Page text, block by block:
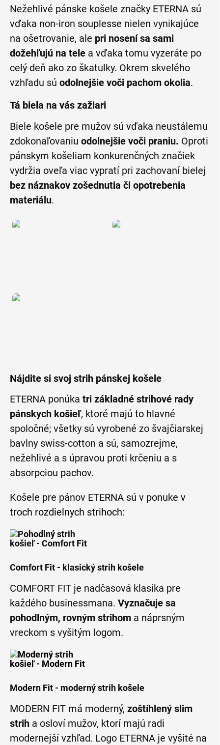
Nežehlivé pánske košele značky ETERNA sú
vďaka non-iron souplesse nielen vynikajúce
na ošetrovanie, ale pri nosení sa sami
dožehľujú na tele a vďaka tomu vyzeráte po
celý deň ako zo škatulky. Okrem skvelého
vzhľadu sú odolnejšie voči pachom okolia.
Tá biela na vás zažiari
Biele košele pre mužov sú vďaka neustálemu
zdokonaľovaniu odolnejšie voči praniu. Oproti
pánskym košeliam konkurenčných značiek
vydržia oveľa viac vypratí pri zachovaní bielej
bez náznakov zošednutia či opotrebenia
materiálu.
Nájdite si svoj strih pánskej košele
ETERNA ponúka tri základné strihové rady
pánskych košieľ, ktoré majú to hlavné
spoločné; všetky sú vyrobené zo švajčiarskej
bavlny swiss-cotton a sú, samozrejme,
nežehlivé a s úpravou proti krčeniu a s
absorpciou pachov.
Košele pre pánov ETERNA sú v ponuke v
troch rozdielnych strihoch:
Comfort Fit - klasický strih košele
COMFORT FIT je nadčasová klasika pre
každého businessmana. Vyznačuje sa
pohodlným, rovným strihom a náprsným
vreckom s vyšitým logom.
Modern Fit - moderný strih košele
MODERN FIT má moderný, zoštíhlený slim
strih a osloví mužov, ktorí majú radi
modernejší vzhľad. Logo ETERNA je vyšité na